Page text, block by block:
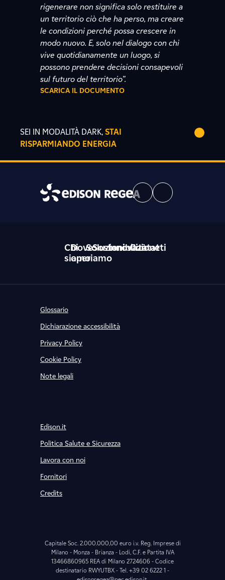
rigenerare non significa solo restituire a
un territorio ciò che ha perso, ma creare
le condizioni perché possa crescere in
modo nuovo. E, solo nel dialogo con chi
vive quotidianamente un luogo, si
possono prendere decisioni consapevoli
sul futuro del territorio”.
SCARICA IL DOCUMENTO
SEI IN MODALITÀ DARK, STAI
RISPARMIANDO ENERGIA
Chi
siamo
Dove
operiamo
Soluzioni
Sostenibilità
Innovazione
Contatti
Glossario
Dichiarazione accessibilità
Privacy Policy
Cookie Policy
Note legali
Edison.it
Politica Salute e Sicurezza
Lavora con noi
Fornitori
Credits
Capitale Soc. 2.000.000,00 euro i.v. Reg. Imprese di
Milano - Monza - Brianza - Lodi, C.F. e Partita IVA
13466860965 REA di Milano 2724606 - Codice
destinatario RWYUTBX - Tel. +39 02 6222 1 -